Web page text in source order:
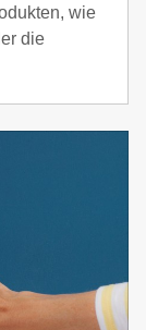
wie
die